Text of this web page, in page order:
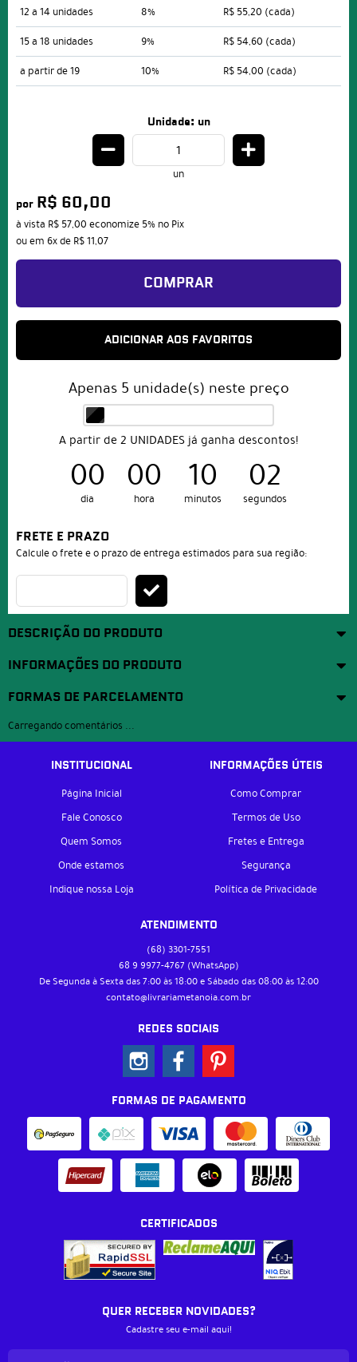
12 a 14 unidades
8% R$ 55,20 (cada)
15 a 18 unidades
9% R$ 54,60 (cada)
a partir de 19
10% R$ 54,00 (cada)
Unidade: un
un
por R$ 60,00
à vista R$ 57,00 economize 5% no Pix
ou em 6xde R$ 11,07
COMPRAR
ADICIONAR AOS FAVORITOS
Apenas 5 unidade(s) neste preço
A partir de 2 UNIDADES já ganha descontos!
00
dia
00
hora
10
minutos
01
segundo
FRETE E PRAZO
Calcule o frete e o prazo de entrega estimados para sua região:
DESCRIÇÃO DO PRODUTO
INFORMAÇÕES DO PRODUTO
FORMAS DE PARCELAMENTO
Carregando comentários ...
INSTITUCIONAL
Página Inicial
Fale Conosco
Quem Somos
Onde estamos
Indique nossa Loja
INFORMAÇÕES ÚTEIS
Como Comprar
Termos de Uso
Fretes e Entrega
Segurança
Política de Privacidade
ATENDIMENTO
(68) 3301-7551
68 9 9977-4767 (WhatsApp)
De Segunda à Sexta das 7:00 às 18:00 e Sábado das 08:00 às 12:00
contato@livrariametanoia.com.br
REDES SOCIAIS
FORMAS DE PAGAMENTO
CERTIFICADOS
QUER RECEBER NOVIDADES?
Cadastre seu e-mail aqui!